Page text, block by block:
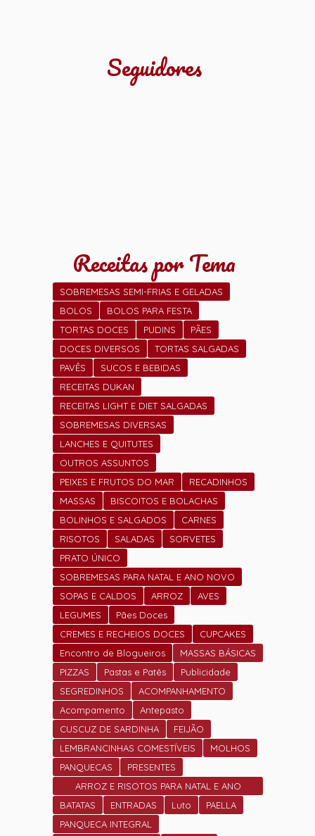
Seguidores
Receitas por Tema
SOBREMESAS SEMI-FRIAS E GELADAS
BOLOS
BOLOS PARA FESTA
TORTAS DOCES
PUDINS
PÃES
DOCES DIVERSOS
TORTAS SALGADAS
PAVÊS
SUCOS E BEBIDAS
RECEITAS DUKAN
RECEITAS LIGHT E DIET SALGADAS
SOBREMESAS DIVERSAS
LANCHES E QUITUTES
OUTROS ASSUNTOS
PEIXES E FRUTOS DO MAR
RECADINHOS
MASSAS
BISCOITOS E BOLACHAS
BOLINHOS E SALGADOS
CARNES
RISOTOS
SALADAS
SORVETES
PRATO ÚNICO
SOBREMESAS PARA NATAL E ANO NOVO
SOPAS E CALDOS
ARROZ
AVES
LEGUMES
Pães Doces
CREMES E RECHEIOS DOCES
CUPCAKES
Encontro de Blogueiros
MASSAS BÁSICAS
PIZZAS
Pastas e Patês
Publicidade
SEGREDINHOS
ACOMPANHAMENTO
Acompamento
Antepasto
CUSCUZ DE SARDINHA
FEIJÃO
LEMBRANCINHAS COMESTÍVEIS
MOLHOS
PANQUECAS
PRESENTES
ARROZ E RISOTOS PARA NATAL E ANO
NOVO
BATATAS ENTRADAS Luto
PAELLA
PANQUECA INTEGRAL